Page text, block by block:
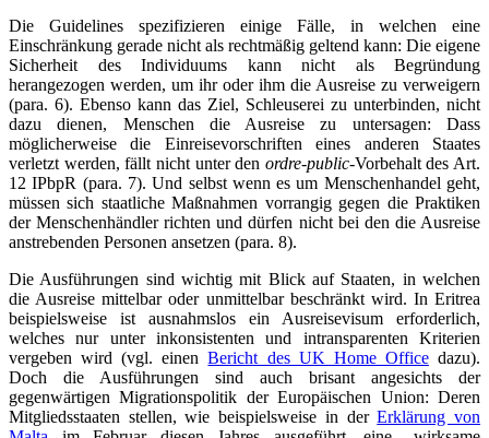
Die Guidelines spezifizieren einige Fälle, in welchen eine
Einschränkung gerade nicht als rechtmäßig geltend kann: Die eigene
Sicherheit des Individuums kann nicht als Begründung
herangezogen werden, um ihr oder ihm die Ausreise zu verweigern
(para. 6). Ebenso kann das Ziel, Schleuserei zu unterbinden, nicht
dazu dienen, Menschen die Ausreise zu untersagen: Dass
möglicherweise die Einreisevorschriften eines anderen Staates
verletzt werden, fällt nicht unter den ordre-public-Vorbehalt des Art.
12 IPbpR (para. 7). Und selbst wenn es um Menschenhandel geht,
müssen sich staatliche Maßnahmen vorrangig gegen die Praktiken
der Menschenhändler richten und dürfen nicht bei den die Ausreise
anstrebenden Personen ansetzen (para. 8).
Die Ausführungen sind wichtig mit Blick auf Staaten, in welchen
die Ausreise mittelbar oder unmittelbar beschränkt wird. In Eritrea
beispielsweise ist ausnahmslos ein Ausreisevisum erforderlich,
welches nur unter inkonsistenten und intransparenten Kriterien
vergeben wird (vgl. einenBericht des UK Home Officedazu).
Doch die Ausführungen sind auch brisant angesichts der
gegenwärtigen Migrationspolitik der Europäischen Union: Deren
Mitgliedsstaaten stellen, wie beispielsweise in derErklärung von